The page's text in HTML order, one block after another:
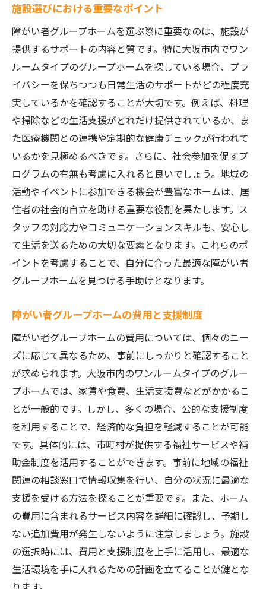
居住後のサポートとフォローアップ
おすすめのホームランキングとその理由
実際の利用者の声を反映した改善策
理想のホームに必要な条件とは
大阪市内で障がい者グループホームを見学する
際のチェックリスト
見学前の準備と確認事項
施設内の環境と設備をチェック
スタッフとのコミュニケーションの重要性
見学時に質問すべきポイント
他の居住者との交流の仕方
見学後のフィードバックと選定プロセス
新しい生活を始めるための障がい者グループホ
ームの見つけ方
インターネットを利用したホーム探しのコ
ツ
地域のネットワークを活用した情報収集
自分に合ったホームを見つけるためのステ
ップ
選択肢を広げるためのアイデア
ホーム選びの際の家族や専門家の支援
大阪市の障がい者グループホームで充実した生
活を送る方法
日常生活の自立支援とそのプロセス
コミュニティ活動への積極的な参加
生活の質を向上させるためのヒント
健康管理と定期的な健康チェックの重要性
新しい友人や仲間を作る方法
施設選びにおける重要なポイント
障がい者グループホームを選ぶ際に重要なのは、施設が
提供するサポートの内容と質です。特に大阪市内でワン
ルームタイプのグループホームを探している場合、プラ
イバシーを保ちつつも日常生活のサポートがどの程度充
実しているかを確認することが大切です。例えば、料理
や掃除などの生活支援がどれだけ提供されているか、ま
た医療機関との連携や定期的な健康チェックが行われて
いるかを見極めるべきです。さらに、社会参加を促すプ
ログラムの有無も考慮に入れると良いでしょう。地域の
活動やイベントに参加できる機会が豊富なホームは、居
住者の社会的自立を助ける重要な役割を果たします。ス
タッフの対応力やコミュニケーションスキルも、安心し
て生活を送るための大切な要素となります。これらのポ
イントを考慮することで、自分に合った最適な障がい者
グループホームを見つける手助けとなります。
障がい者グループホームの費用と支援制度
障がい者グループホームの費用については、個々のニー
ズに応じて異なるため、事前にしっかりと確認すること
が求められます。大阪市内のワンルームタイプのグルー
プホームでは、家賃や食費、生活支援費などがかかるこ
とが一般的です。しかし、多くの場合、公的な支援制度
を利用することで、経済的な負担を軽減することが可能
です。具体的には、市町村が提供する福祉サービスや補
助金制度を活用することができます。事前に地域の福祉
関連の相談窓口で情報収集を行い、自分の状況に最適な
支援を受ける方法を探ることが重要です。また、ホーム
の費用に含まれるサービス内容を詳細に確認し、予期し
ない追加費用が発生しないように注意しましょう。施設
の選択時には、費用と支援制度を上手に活用し、最適な
生活環境を手に入れるための計画を立てることが鍵とな